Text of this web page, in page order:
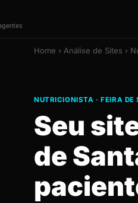
Home › Análise de Sites ›
NUTRICIONISTA · FEIRA
Seu
de